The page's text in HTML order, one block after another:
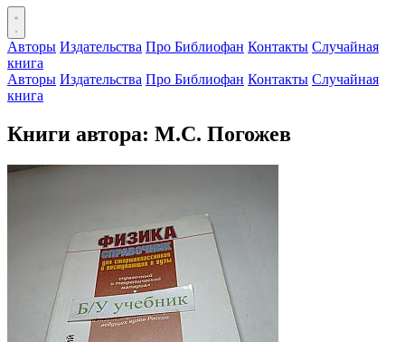
Авторы Издательства Про Библиофан Контакты Случайная
книга
Авторы Издательства Про Библиофан Контакты Случайная
книга
Книги автора: М.С. Погожев